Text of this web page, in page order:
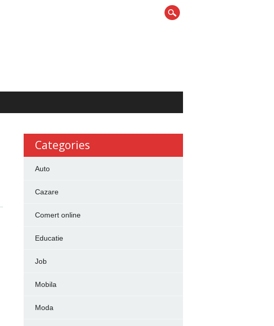
Categories
Auto
Cazare
Comert online
Educatie
Job
Mobila
Moda